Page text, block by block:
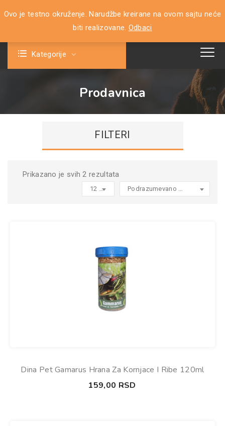
Ovo je testno okruženje. Narudžbe kreirane na ovom sajtu neće
biti realizovane. Odbaci
0
Kategorije
Prodavnica
Prikazano je svih 2 rezultata
12 products per page
Dina Pet Gamarus Hrana Za Kornjace I Ribe 120ml
159,00 RSD
FILTERI